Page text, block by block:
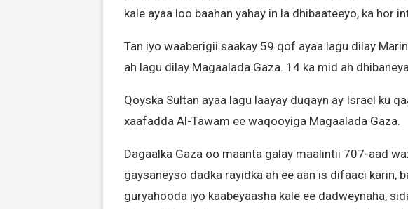
kale ayaa loo baahan yahay in la dhibaateeyo, ka hor
Tan iyo waaberigii saakay 59 qof ayaa lagu dilay
ah lagu dilay Magaalada Gaza. 14 ka mid ah
Qoyska Sultan ayaa lagu laayay duqayn ay Israel ku
xaafadda Al-Tawam ee waqooyiga Magaalada Gaza.
Dagaalka Gaza oo maanta galay maalintii 707-aad
gaysaneyso dadka rayidka ah ee aan is difaaci karin,
guryahooda iyo kaabeyaasha kale ee dadweynaha,